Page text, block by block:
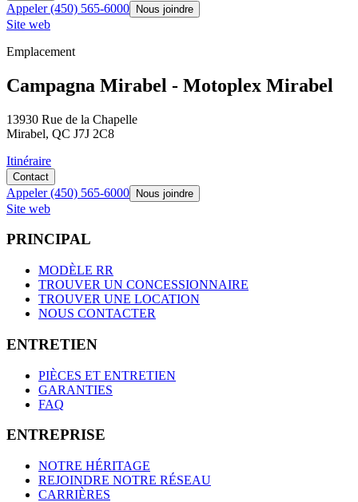
Appeler (450) 565-6000 Nous joindre
Site web
Emplacement
Campagna Mirabel - Motoplex Mirabel
13930 Rue de la Chapelle
Mirabel, QC J7J 2C8
Itinéraire
Contact
Appeler (450) 565-6000 Nous joindre
Site web
PRINCIPAL
MODÈLE RR
TROUVER UN CONCESSIONNAIRE
TROUVER UNE LOCATION
NOUS CONTACTER
ENTRETIEN
PIÈCES ET ENTRETIEN
GARANTIES
FAQ
ENTREPRISE
NOTRE HÉRITAGE
REJOINDRE NOTRE RÉSEAU
CARRIÈRES